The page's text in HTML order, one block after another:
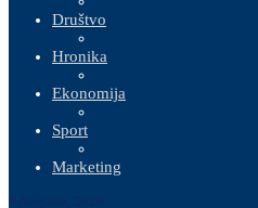
Društvo
Hronika
Ekonomija
Sport
Marketing